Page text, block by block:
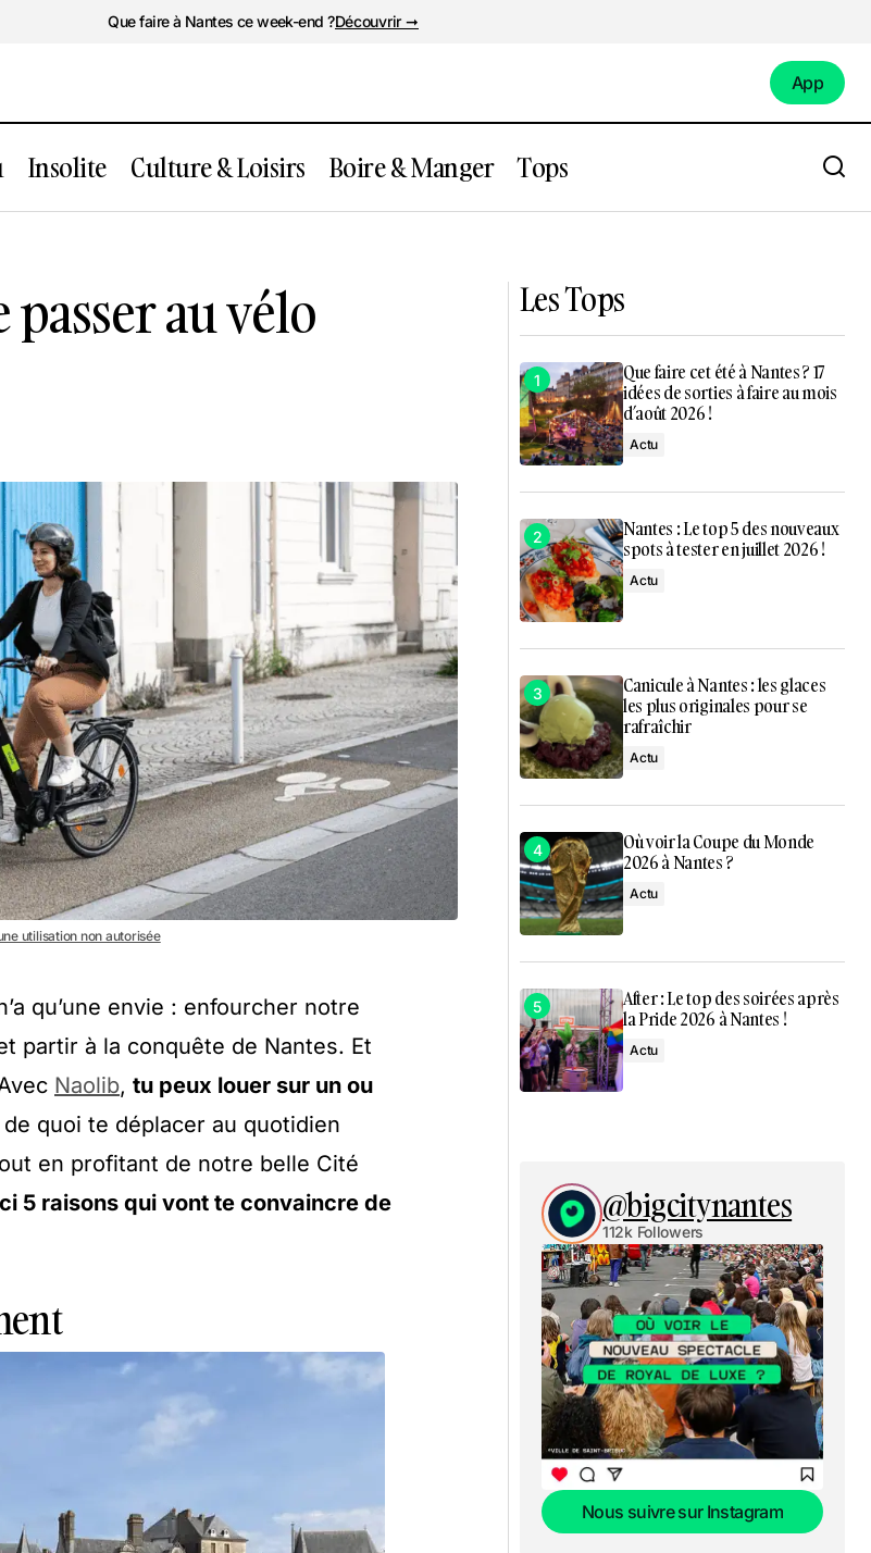
Que faire à Nantes ce week-end ?Découvrir ➞
App
Insolite Culture & Loisirs Boire & Manger Tops
passer au vélo
utilisation non autorisée
qu’une envie : enfourcher notre
partir à la conquête de Nantes. Et
Naolib, tu peux louer sur un ou
de quoi te déplacer au quotidien
en profitant de notre belle Cité
5 raisons qui vont te convaincre de
Les Tops
Que faire cet été à Nantes ? 17
idées de sorties à faire au mois
d’août 2026 !
Actu
Nantes : Le top 5 des nouveaux
spots à tester en juillet 2026 !
Actu
Canicule à Nantes : les glaces
les plus originales pour se
rafraîchir
Actu
Où voir la Coupe du Monde
2026 à Nantes ?
Actu
After : Le top des soirées après
la Pride 2026 à Nantes !
Actu
@bigcitynantes
112k Followers
Nous suivre sur Instagram